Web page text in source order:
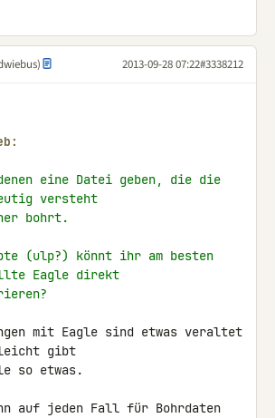
2013-09-28 07:22#3338212
eine Datei geben, die die
versteht
bohrt.
(ulp?) könnt ihr am besten
Eagle direkt
mit Eagle sind etwas veraltet
gibt
so etwas.
auf jeden Fall für Bohrdaten